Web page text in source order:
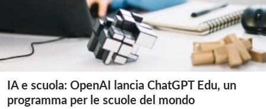
IA e scuola: OpenAI lancia ChatGPT Edu, un
programma per le scuole del mondo